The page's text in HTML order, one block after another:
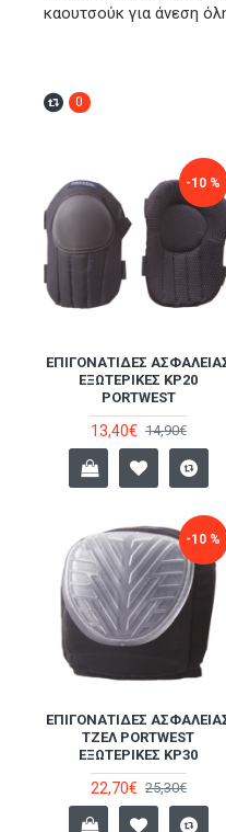
καουτσούκ για άνεση
0
-10 %
ΕΠΙΓΟΝΑΤΊΔΕΣ
ΕΞΩΤΕΡΙΚΈΣ KP20
PORTWEST
13,40€ 14,90€
-10 %
ΕΠΙΓΟΝΑΤΊΔΕΣ
ΤΖΈΛ PORTWEST
ΕΞΩΤΕΡΙΚΈΣ KP30
22,70€ 25,30€